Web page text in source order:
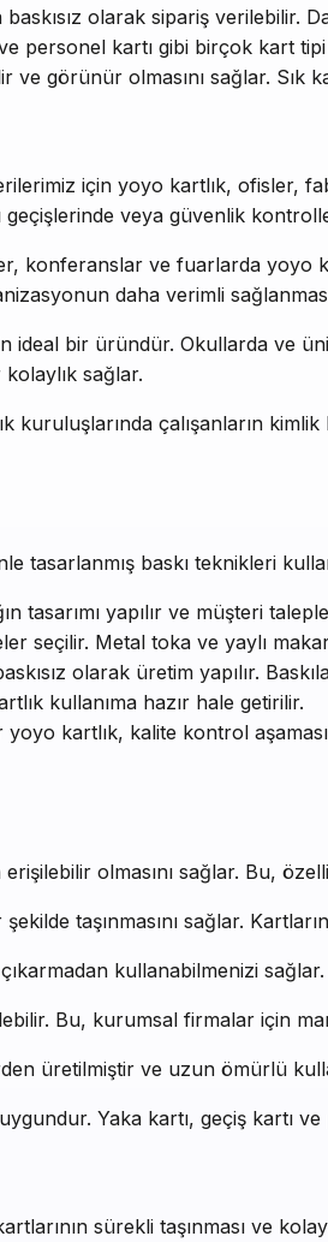
baskısız olarak sipariş verilebilir.
personel kartı gibi birçok kart
ve görünür olmasını sağlar. Sık
için yoyo kartlık, ofisler,
geçişlerinde veya güvenlik
konferanslar ve fuarlarda yoyo
daha verimli
bir üründür. Okullarda ve
sağlar.
kuruluşlarında çalışanların
tasarlanmış baskı teknikleri
tasarımı yapılır ve müşteri
seçilir. Metal toka ve yaylı
olarak üretim yapılır.
kullanıma hazır hale getirilir.
kartlık, kalite kontrol
olmasını sağlar. Bu,
taşınmasını sağlar.
kullanabilmenizi
Bu, kurumsal firmalar için
üretilmiştir ve uzun ömürlü
Yaka kartı, geçiş kartı
sürekli taşınması ve